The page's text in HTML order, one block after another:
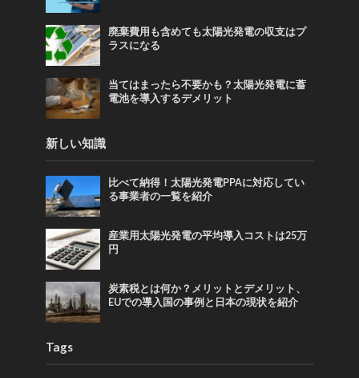
廃棄費用も含めても太陽光発電の収支はプ
ラスになる
当てはまったら不要かも？太陽光発電に蓄
電池を導入するデメリット
新しい知識
比べて納得！太陽光発電PPAに対応してい
る事業者の一覧を紹介
産業用太陽光発電の平均導入コストは25万
円
炭素税とは何か？メリットとデメリット、
EUでの導入国の事例と日本の現状を紹介
Tags